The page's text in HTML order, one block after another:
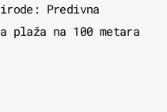
Predivna
plaža na 100 metara